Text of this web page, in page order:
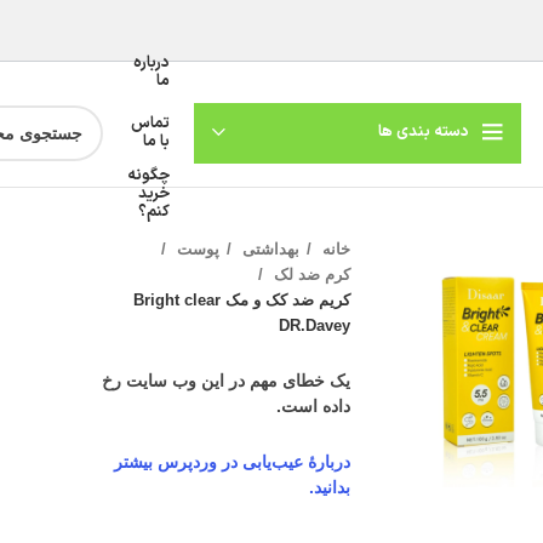
دسته بندی ها
درباره
ما
تماس
با ما
چگونه
خرید
کنم؟
تصویر
خانه بهداشتی
پوست
کرم ضد لک
کریم ضد کک و مک Bright clear
DR.Davey
یک خطای مهم در این وب سایت رخ
داده است.
دربارهٔ عیب‌یابی در وردپرس بیشتر
بدانید.